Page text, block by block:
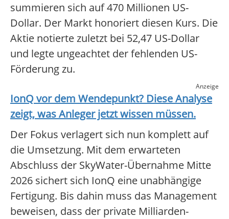
summieren sich auf 470 Millionen US-
Dollar. Der Markt honoriert diesen Kurs. Die
Aktie notierte zuletzt bei 52,47 US-Dollar
und legte ungeachtet der fehlenden US-
Förderung zu.
Anzeige
IonQvor dem Wendepunkt? Diese Analyse
zeigt, was Anleger jetzt wissen müssen.
Der Fokus verlagert sich nun komplett auf
die Umsetzung. Mit dem erwarteten
Abschluss der SkyWater-Übernahme Mitte
2026 sichert sich IonQ eine unabhängige
Fertigung. Bis dahin muss das Management
beweisen, dass der private Milliarden-